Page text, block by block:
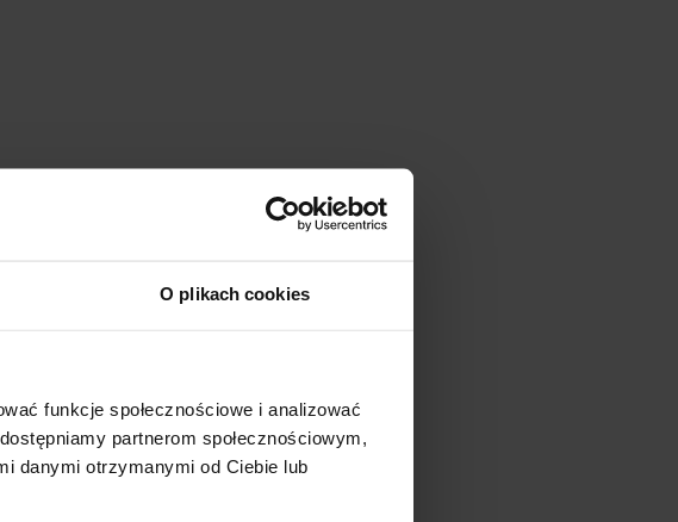
O plikach cookies
funkcje społecznościowe i analizować
partnerom społecznościowym,
danymi otrzymanymi od Ciebie lub